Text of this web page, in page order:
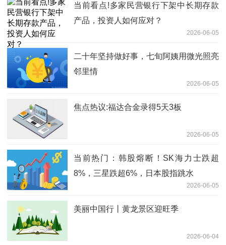
当前看点!多家民营银行下架中长期存款
产品，投资人如何应对？
2026-06-05
二十年坚持做好事，七旬阿姨用微光照亮
邻里情
2026-06-05
焦点热议:福达合金录得5天3板
2026-06-05
当前热门：韩股熔断！SK海力士跌超
8%，三星跌超6%，日本股指跳水
2026-06-05
美丽中国行丨黄龙景区迎旺季
2026-06-04